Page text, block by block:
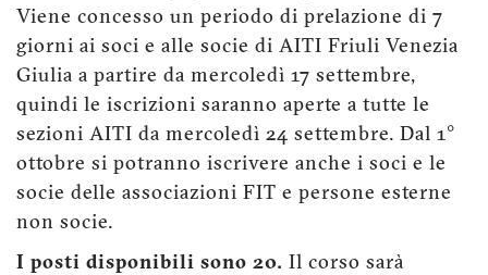
Viene concesso un periodo di prelazione di 7
giorni ai soci e alle socie di AITI Friuli Venezia
Giulia a partire da mercoledì 17 settembre,
quindi le iscrizioni saranno aperte a tutte le
sezioni AITI da mercoledì 24 settembre. Dal 1°
ottobre si potranno iscrivere anche i soci e le
socie delle associazioni FIT e persone esterne
non socie.
I posti disponibili sono 20. Il corso sarà